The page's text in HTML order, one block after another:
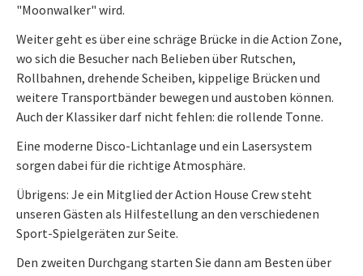
"Moonwalker" wird.
Weiter geht es über eine schräge Brücke in die Action Zone,
wo sich die Besucher nach Belieben über Rutschen,
Rollbahnen, drehende Scheiben, kippelige Brücken und
weitere Transportbänder bewegen und austoben können.
Auch der Klassiker darf nicht fehlen: die rollende Tonne.
Eine moderne Disco-Lichtanlage und ein Lasersystem
sorgen dabei für die richtige Atmosphäre.
Übrigens: Je ein Mitglied der Action House Crew steht
unseren Gästen als Hilfestellung an den verschiedenen
Sport-Spielgeräten zur Seite.
Den zweiten Durchgang starten Sie dann am Besten über